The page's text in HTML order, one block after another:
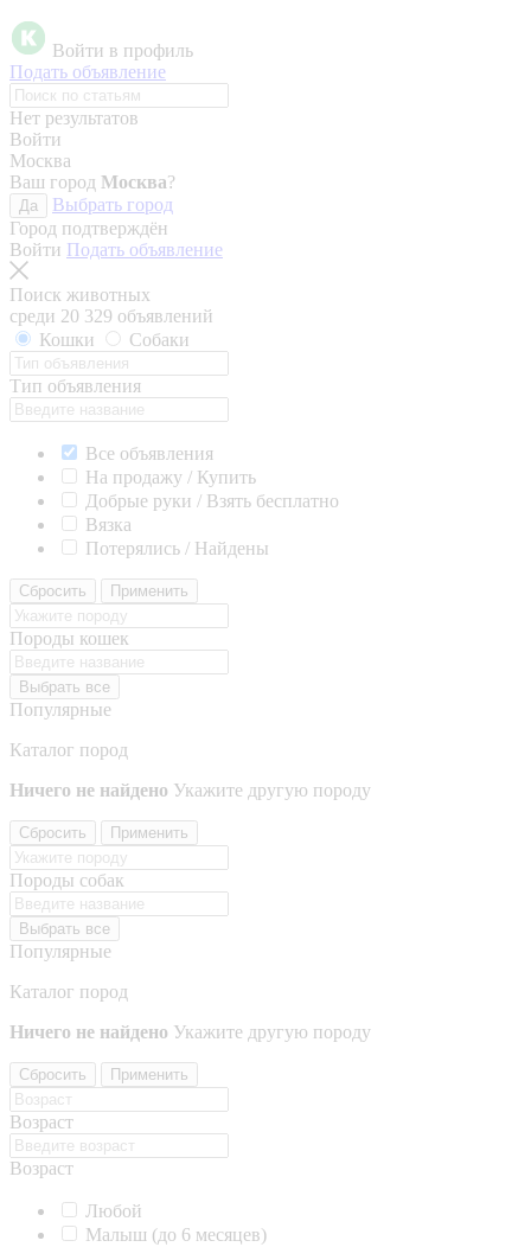
Войти в профиль
Подать объявление
Нет результатов
Войти
Москва
Ваш город Москва?
Да
Выбрать город
Город подтверждён
Войти Подать объявление
Поиск животных
среди 20 329 объявлений
Кошки
Собаки
Тип объявления
Все объявления
На продажу / Купить
Добрые руки / Взять бесплатно
Вязка
Потерялись / Найдены
Сбросить Применить
Породы кошек
Выбрать все
Популярные
Каталог пород
Ничего не найдено Укажите другую породу
Сбросить Применить
Породы собак
Выбрать все
Популярные
Каталог пород
Ничего не найдено Укажите другую породу
Сбросить Применить
Возраст
Возраст
Любой
Малыш (до 6 месяцев)